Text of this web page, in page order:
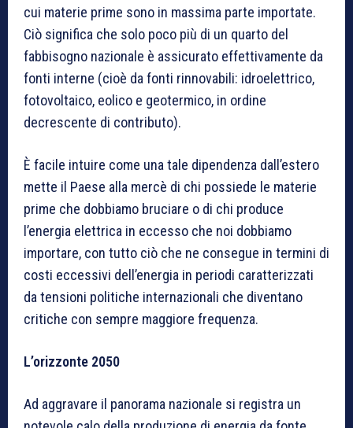
cui materie prime sono in massima parte importate.
Ciò significa che solo poco più di un quarto del
fabbisogno nazionale è assicurato effettivamente da
fonti interne (cioè da fonti rinnovabili: idroelettrico,
fotovoltaico, eolico e geotermico, in ordine
decrescente di contributo).
È facile intuire come una tale dipendenza dall’estero
mette il Paese alla mercè di chi possiede le materie
prime che dobbiamo bruciare o di chi produce
l’energia elettrica in eccesso che noi dobbiamo
importare, con tutto ciò che ne consegue in termini di
costi eccessivi dell’energia in periodi caratterizzati
da tensioni politiche internazionali che diventano
critiche con sempre maggiore frequenza.
L’orizzonte 2050
Ad aggravare il panorama nazionale si registra un